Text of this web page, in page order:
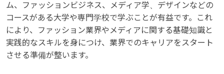
ム、ファッションビジネス、メディア学、デザインなどの
コースがある大学や専門学校で学ぶことが有益です。これ
により、ファッション業界やメディアに関する基礎知識と
実践的なスキルを身につけ、業界でのキャリアをスタート
させる準備が整います。